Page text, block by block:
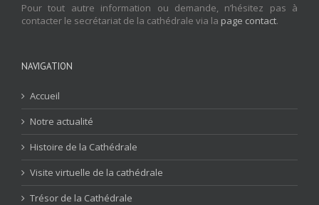
Pour tout autre information ou demande, n’hésitez pas à
contacter le secrétariat de la cathédrale via la page contact.
NAVIGATION
Accueil
Notre actualité
Histoire de la Cathédrale
Visite virtuelle de la cathédrale
Trésor de la Cathédrale